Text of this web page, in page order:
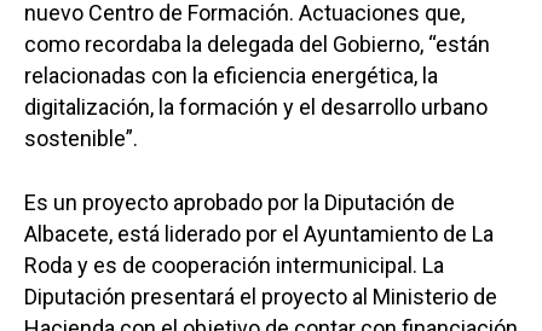
nuevo Centro de Formación. Actuaciones que,
como recordaba la delegada del Gobierno, “están
relacionadas con la eficiencia energética, la
digitalización, la formación y el desarrollo urbano
sostenible”.
Es un proyecto aprobado por la Diputación de
Albacete, está liderado por el Ayuntamiento de La
Roda y es de cooperación intermunicipal. La
Diputación presentará el proyecto al Ministerio de